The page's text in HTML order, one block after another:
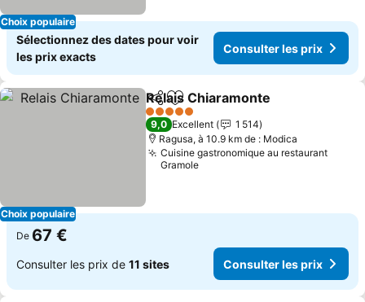
Choix populaire
Sélectionnez des dates pour voir
les prix exacts
Consulter les prix
Choix populaire
PartagerAjouter à mes favoris
Relais Chiaramonte
5 Étoiles
9,0 Excellent
1 514
Ragusa, à 10.9 km de : Modica
Cuisine gastronomique au restaurant
Gramole
De 67 €
Consulter les prix de 11 sites Consulter les prix